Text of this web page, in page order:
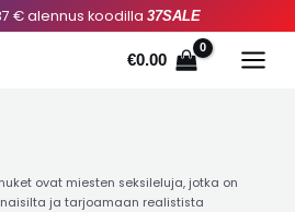
€ alennus koodilla 37SALE
€0.00
ovat miesten seksileluja, jotka on
ja tarjoamaan realistista
Sorted
by
popularity